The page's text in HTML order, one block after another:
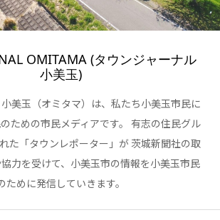
OMITAMA (タウンジャーナル
小美玉)
美玉（オミタマ）は、私たち小美玉市民に
ための市民メディアです。 有志の住民グル
た「タウンレポーター」が 茨城新聞社の取
力を受けて、小美玉市の情報を小美玉市民
ために発信していきます。